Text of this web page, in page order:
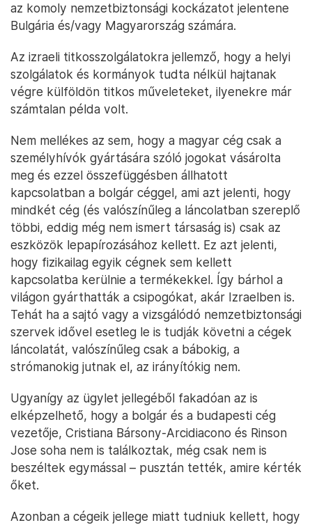
az komoly nemzetbiztonsági kockázatot jelentene
Bulgária és/vagy Magyarország számára.
Az izraeli titkosszolgálatokra jellemző, hogy a helyi
szolgálatok és kormányok tudta nélkül hajtanak
végre külföldön titkos műveleteket, ilyenekre már
számtalan példa volt.
Nem mellékes az sem, hogy a magyar cég csak a
személyhívók gyártására szóló jogokat vásárolta
meg és ezzel összefüggésben állhatott
kapcsolatban a bolgár céggel, ami azt jelenti, hogy
mindkét cég (és valószínűleg a láncolatban szereplő
többi, eddig még nem ismert társaság is) csak az
eszközök lepapírozásához kellett. Ez azt jelenti,
hogy fizikailag egyik cégnek sem kellett
kapcsolatba kerülnie a termékekkel. Így bárhol a
világon gyárthatták a csipogókat, akár Izraelben is.
Tehát ha a sajtó vagy a vizsgálódó nemzetbiztonsági
szervek idővel esetleg le is tudják követni a cégek
láncolatát, valószínűleg csak a bábokig, a
strómanokig jutnak el, az irányítókig nem.
Ugyanígy az ügylet jellegéből fakadóan az is
elképzelhető, hogy a bolgár és a budapesti cég
vezetője, Cristiana Bársony-Arcidiacono és Rinson
Jose soha nem is találkoztak, még csak nem is
beszéltek egymással – pusztán tették, amire kérték
őket.
Azonban a cégeik jellege miatt tudniuk kellett, hogy